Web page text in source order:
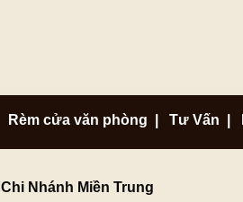
Rèm cửa văn phòng Tư Vấn
Chi Nhánh Miền Trung